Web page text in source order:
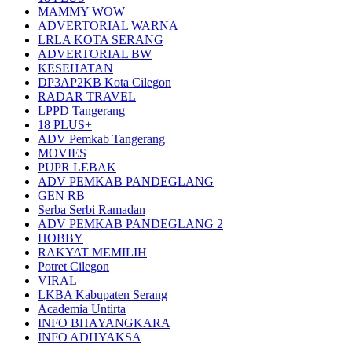
MAMMY WOW
ADVERTORIAL WARNA
LRLA KOTA SERANG
ADVERTORIAL BW
KESEHATAN
DP3AP2KB Kota Cilegon
RADAR TRAVEL
LPPD Tangerang
18 PLUS+
ADV Pemkab Tangerang
MOVIES
PUPR LEBAK
ADV PEMKAB PANDEGLANG
GEN RB
Serba Serbi Ramadan
ADV PEMKAB PANDEGLANG 2
HOBBY
RAKYAT MEMILIH
Potret Cilegon
VIRAL
LKBA Kabupaten Serang
Academia Untirta
INFO BHAYANGKARA
INFO ADHYAKSA